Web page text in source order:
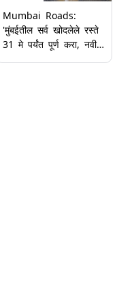
Mumbai Roads:
'मुंबईतील सर्व खोदलेले रस्ते
31 मे पर्यंत पूर्ण करा, नवीन